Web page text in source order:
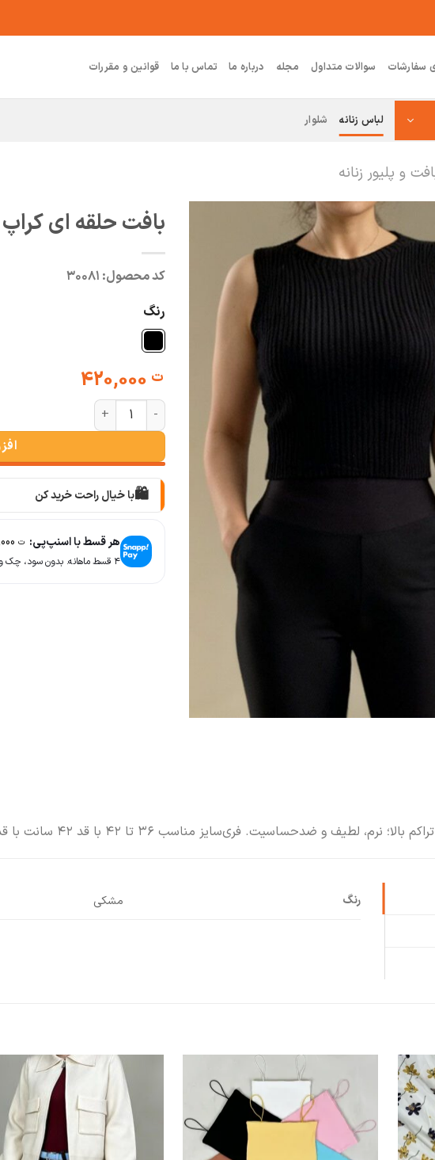
سفارشات سوالات متداول مجله درباره ما تماس با ما قوانین و مقررات
لباس زنانه شلوار
و پلیور زنانه
بافت حلقه ای کراپ
کد محصول: ۳۰۰۸۱
رنگ
ت
بافت حلقه ای کراپ یقه گرد عدد
🛍️با خیال راحت خرید کن
📦
🚚سریع به دستت می‌رسه
هر قسط با اسنپ‌پی: ت
۴ قسط ماهانه. بدون سود، چک و ضامن.
و ضدحساسیت. فری‌سایز مناسب ۳۶ تا ۴۲ با قد ۴۲ سانت با قد ۴۲ سانت و تن‌خور بسیار جذاب.
رنگ مشکی